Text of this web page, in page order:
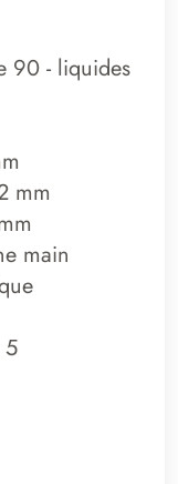
90 - liquides
mm
main
5